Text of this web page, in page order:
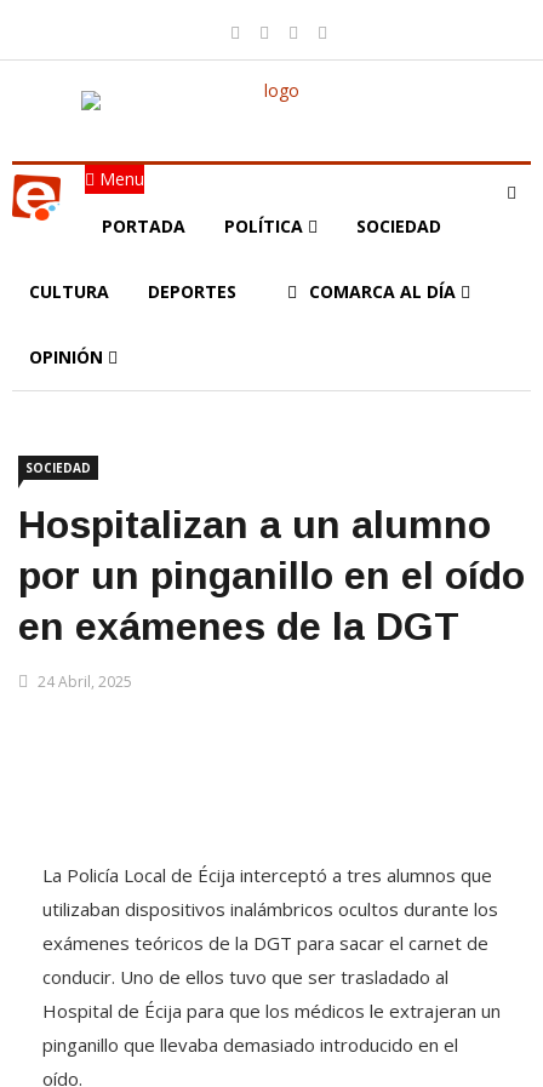
Menu
PORTADA POLÍTICA SOCIEDAD
CULTURA DEPORTES COMARCA AL DÍA
OPINIÓN
SOCIEDAD
Hospitalizan a un alumno
por un pinganillo en el oído
en exámenes de la DGT
24 Abril, 2025
La Policía Local de Écija interceptó a tres alumnos que
utilizaban dispositivos inalámbricos ocultos durante los
exámenes teóricos de la DGT para sacar el carnet de
conducir. Uno de ellos tuvo que ser trasladado al
Hospital de Écija para que los médicos le extrajeran un
pinganillo que llevaba demasiado introducido en el
oído.